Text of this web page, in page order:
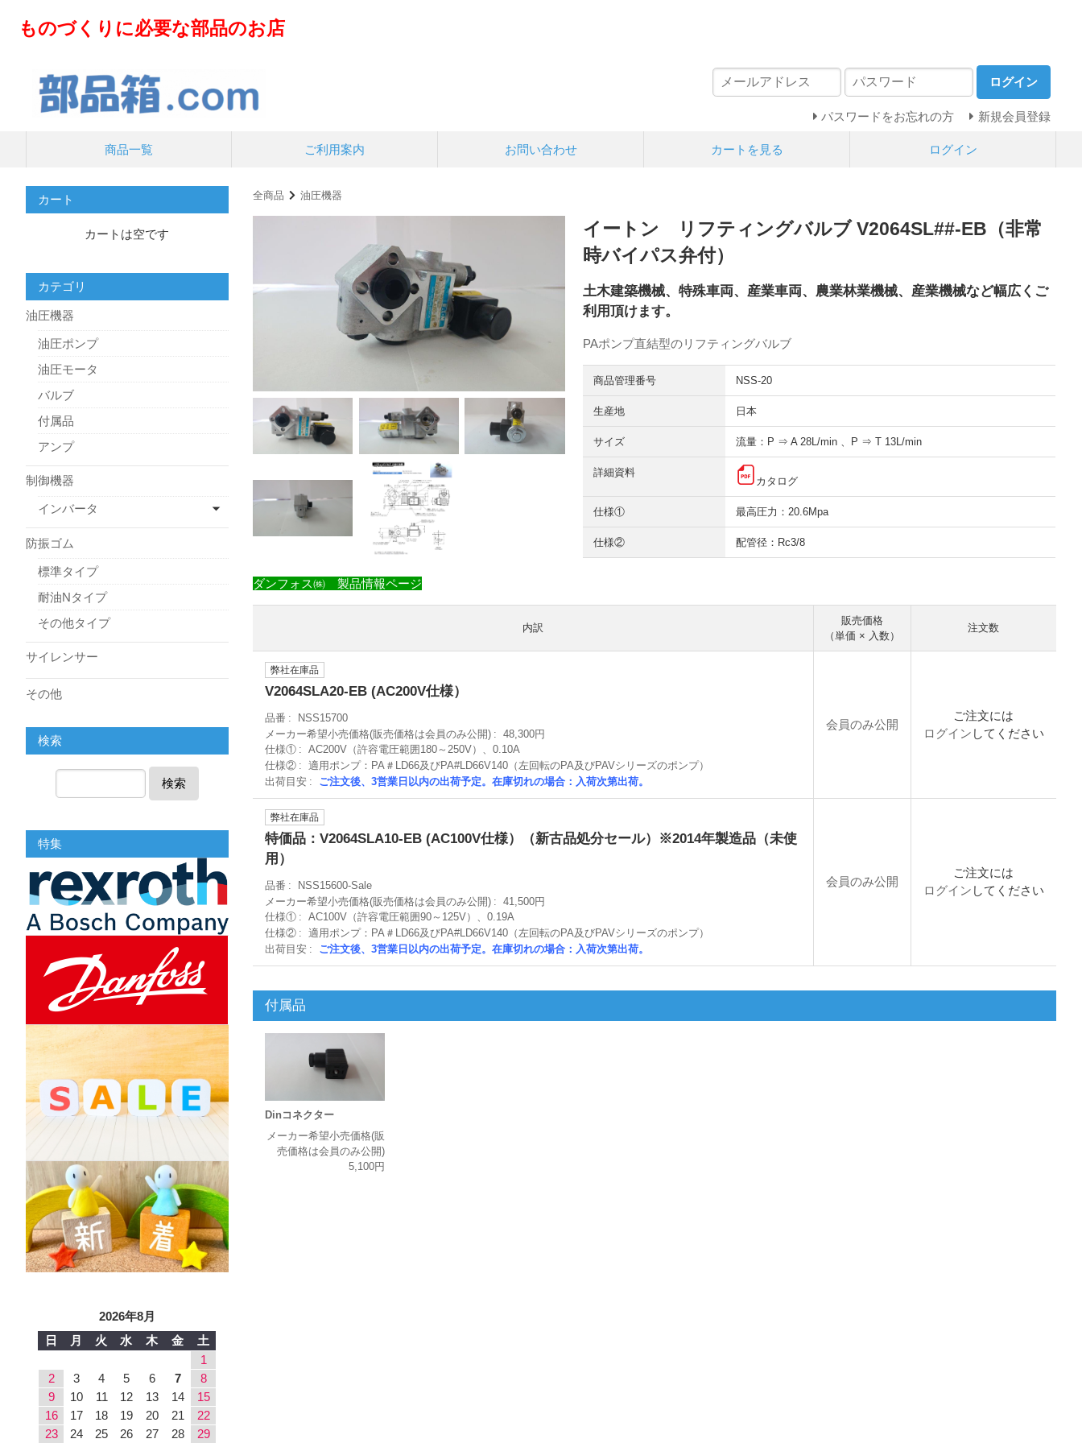
ものづくりに必要な部品のお店
ログイン
パスワードをお忘れの方 新規会員登録
商品一覧 ご利用案内 お問い合わせ カートを見る ログイン
全商品 油圧機器
イートン リフティングバルブ V2064SL##-EB（非常
時バイパス弁付）
土木建築機械、特殊車両、産業車両、農業林業機械、産業機械など幅広くご
利用頂けます。
PAポンプ直結型のリフティングバルブ
商品管理番号 NSS-20
生産地 日本
サイズ 流量：P ⇒ A 28L/min 、P ⇒ T 13L/min
詳細資料
カタログ
仕様① 最高圧力：20.6Mpa
仕様② 配管径：Rc3/8
ダンフォス㈱ 製品情報ページ
内訳
販売価格
（単価 × 入数）
注文数
弊社在庫品
V2064SLA20-EB (AC200V仕様）
品番
NSS15700
メーカー希望小売価格(販売価格は会員のみ公開)
48,300円
仕様①
AC200V（許容電圧範囲180～250V）、0.10A
仕様②
適用ポンプ：PA＃LD66及びPA#LD66V140（左回転のPA及びPAVシリーズのポンプ）
出荷目安
ご注文後、3営業日以内の出荷予定。在庫切れの場合：入荷次第出荷。
会員のみ公開
ご注文には
ログイン してください
弊社在庫品
特価品：V2064SLA10-EB (AC100V仕様）（新古品処分セール）※2014年製造品（未使
用）
品番
NSS15600-Sale
メーカー希望小売価格(販売価格は会員のみ公開)
41,500円
仕様①
AC100V（許容電圧範囲90～125V）、0.19A
仕様②
適用ポンプ：PA＃LD66及びPA#LD66V140（左回転のPA及びPAVシリーズのポンプ）
出荷目安
ご注文後、3営業日以内の出荷予定。在庫切れの場合：入荷次第出荷。
会員のみ公開
ご注文には
ログイン してください
付属品
Dinコネクター
メーカー希望小売価格(販
売価格は会員のみ公開)
5,100円
カート
カートは空です
カテゴリ
油圧機器
油圧ポンプ
油圧モータ
バルブ
付属品
アンプ
制御機器
インバータ
防振ゴム
標準タイプ
耐油Nタイプ
その他タイプ
サイレンサー
その他
検索
検索
特集
2026年8月
日
月 火 水 木 金
土
1
2
3 4 5 6 7
8
9
10 11 12 13 14
15
16
17 18 19 20 21
22
23
24 25 26 27 28 29